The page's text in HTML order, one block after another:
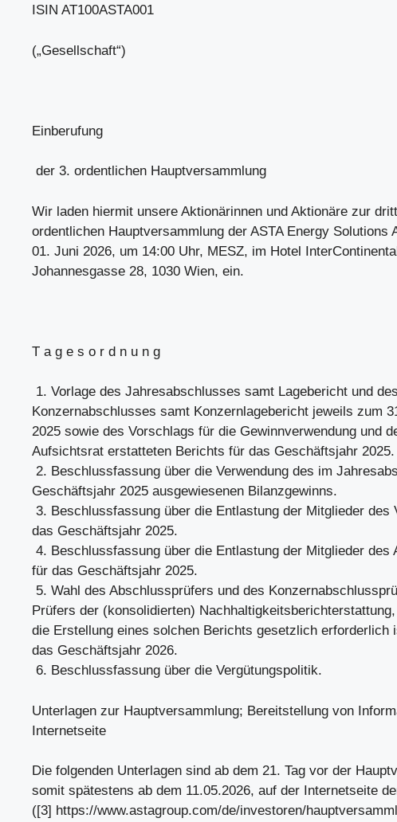
ISIN AT100ASTA001
(„Gesellschaft“)
Einberufung
der 3. ordentlichen Hauptversammlung
Wir laden hiermit unsere Aktionärinnen und Aktionäre zur
ordentlichen Hauptversammlung der ASTA Energy Solutions
01. Juni 2026, um 14:00 Uhr, MESZ, im Hotel
Johannesgasse 28, 1030 Wien, ein.
T a g e s o r d n u n g
1. Vorlage des Jahresabschlusses samt Lagebericht und des
Konzernabschlusses samt Konzernlagebericht jeweils zum
2025 sowie des Vorschlags für die Gewinnverwendung und
Aufsichtsrat erstatteten Berichts für das Geschäftsjahr 2025.
2. Beschlussfassung über die Verwendung des im
Geschäftsjahr 2025 ausgewiesenen Bilanzgewinns.
3. Beschlussfassung über die Entlastung der Mitglieder des
das Geschäftsjahr 2025.
4. Beschlussfassung über die Entlastung der Mitglieder des
für das Geschäftsjahr 2025.
5. Wahl des Abschlussprüfers und des
Prüfers der (konsolidierten)
die Erstellung eines solchen Berichts gesetzlich erforderlich
das Geschäftsjahr 2026.
6. Beschlussfassung über die Vergütungspolitik.
Unterlagen zur Hauptversammlung; Bereitstellung von
Internetseite
Die folgenden Unterlagen sind ab dem 21. Tag vor der
somit spätestens ab dem 11.05.2026, auf der Internetseite
([3] https://www.astagroup.com/de/investoren/